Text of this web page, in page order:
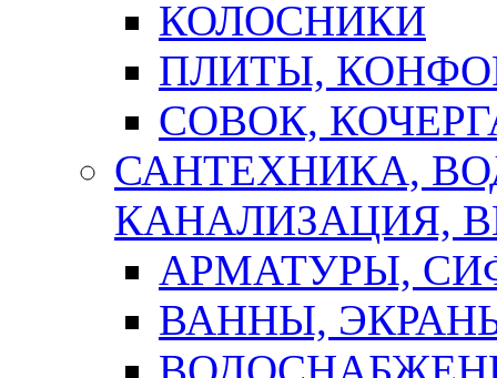
КОЛОСНИКИ
ПЛИТЫ,
СОВОК,
САНТЕХНИКА,
КАНАЛИЗАЦИЯ,
АРМАТУРЫ,
ВАННЫ,